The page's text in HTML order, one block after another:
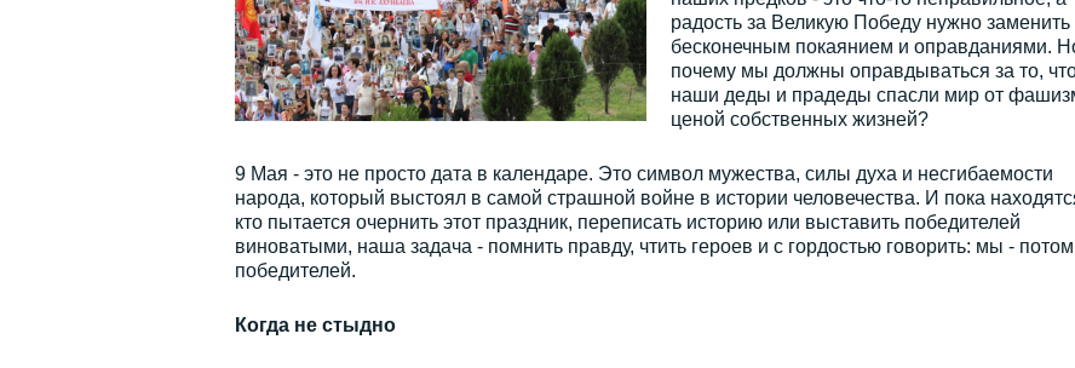
радость за Великую Победу нужно заменить
бесконечным покаянием и оправданиями.
почему мы должны оправдываться за то,
наши деды и прадеды спасли мир от
ценой собственных жизней?
9 Мая - это не просто дата в календаре. Это символ мужества, силы духа и несгибаемости
народа, который выстоял в самой страшной войне в истории человечества. И пока
кто пытается очернить этот праздник, переписать историю или выставить победителей
виноватыми, наша задача - помнить правду, чтить героев и с гордостью говорить: мы -
победителей.
Когда не стыдно